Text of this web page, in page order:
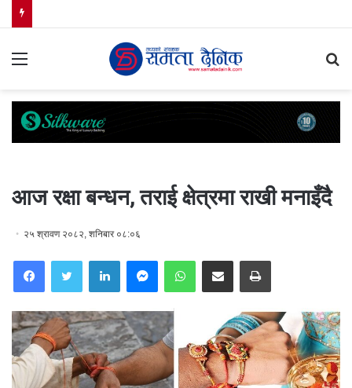
आज रक्षा बन्धन, तराई क्षेत्रमा राखी मनाइँदै
२५ श्रावण २०८२, शनिबार ०८:०६